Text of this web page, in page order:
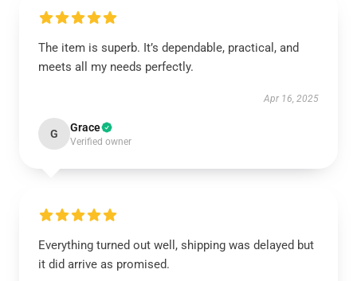
The item is superb. It’s dependable, practical, and
meets all my needs perfectly.
Apr 16, 2025
G Grace
Verified owner
Everything turned out well, shipping was delayed but
it did arrive as promised.